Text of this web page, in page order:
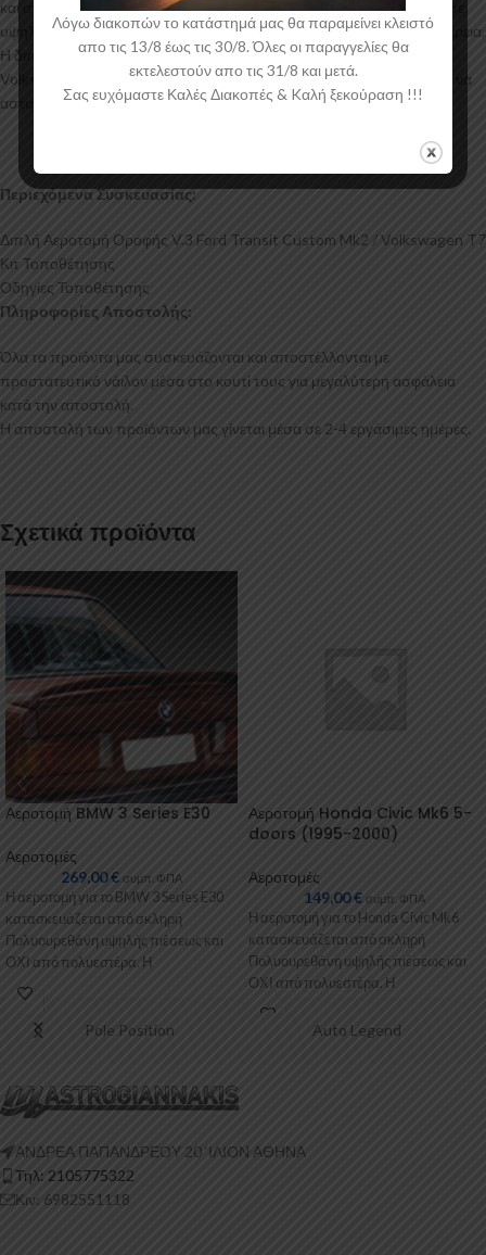
και αντοχή στη μαζική παραγωγή. Είναι ελεγμένα για ανθεκτικότητα σε
υψηλές θερμοκρασίες και έχουν σχεδιαστεί με την καλύτερη λεπτομέρεια.
Η διπλή αεροτομή οροφής V.3 για το Ford Transit Custom Mk2 /
Volkswagen T7 έρχεται στο χρώμα του υλικού. Το προϊόν θα πρέπει να
ασταρωθεί και στη συνέχεια να βαφτεί στο χρώμα της επιλογής σας.
Περιεχόμενα Συσκευασίας:
Διπλή Αεροτομή Οροφής V.3 Ford Transit Custom Mk2 / Volkswagen T7
Κιτ Τοποθέτησης
Οδηγίες Τοποθέτησης
Πληροφορίες Αποστολής:
Όλα τα προϊόντα μας συσκευάζονται και αποστέλλονται με
προστατευτικό νάιλον μέσα στο κουτί τους για μεγαλύτερη ασφάλεια
κατά την αποστολή.
Η αποστολή των προϊόντων μας γίνεται μέσα σε 2-4 εργάσιμες ημέρες.
Σχετικά προϊόντα
Αεροτομή BMW 3 Series E30
Αεροτομές
269,00€ συμπ. ΦΠΑ
Η αεροτομή για το BMW 3 Series E30
κατασκευάζεται από σκληρή
Πολυουρεθάνη υψηλής πιέσεως και
ΟΧΙ από πολυεστέρα. Η
Πολυουρεθάνη
Αεροτομή Honda Civic Mk6 5-
doors (1995-2000)
Αεροτομές
149,00€ συμπ. ΦΠΑ
Η αεροτομή για το Honda Civic Mk6
κατασκευάζεται από σκληρή
Πολυουρεθάνη υψηλής πιέσεως και
ΟΧΙ από πολυεστέρα. Η
Πολυουρεθάνη είναι
Pole Position Auto Legend
ΑΝΔΡΕΑ ΠΑΠΑΝΔΡΕΟΥ 20 ‘ΙΛΙΟΝ ΑΘΗΝΑ
Τηλ: 2105775322
Κιν: 6982551118
Λόγω διακοπών το κατάστημά μας θα παραμείνει κλειστό
απο τις 13/8 έως τις 30/8. Όλες οι παραγγελίες θα
εκτελεστούν απο τις 31/8 και μετά.
Σας ευχόμαστε Καλές Διακοπές & Kαλή ξεκούραση !!!